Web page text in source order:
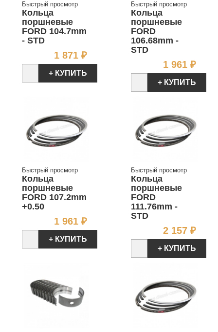
Быстрый просмотр
Кольца
поршневые
FORD 104.7mm
- STD
1 871 ₽Цена
+ КУПИТЬ
Быстрый просмотр
Кольца
поршневые
FORD
106.68mm -
STD
1 961 ₽
+ КУПИТЬ
Быстрый просмотр
Кольца
поршневые
FORD 107.2mm
+0.50
1 961 ₽Цена
+ КУПИТЬ
Быстрый просмотр
Кольца
поршневые
FORD
111.76mm -
STD
2 157 ₽
+ КУПИТЬ